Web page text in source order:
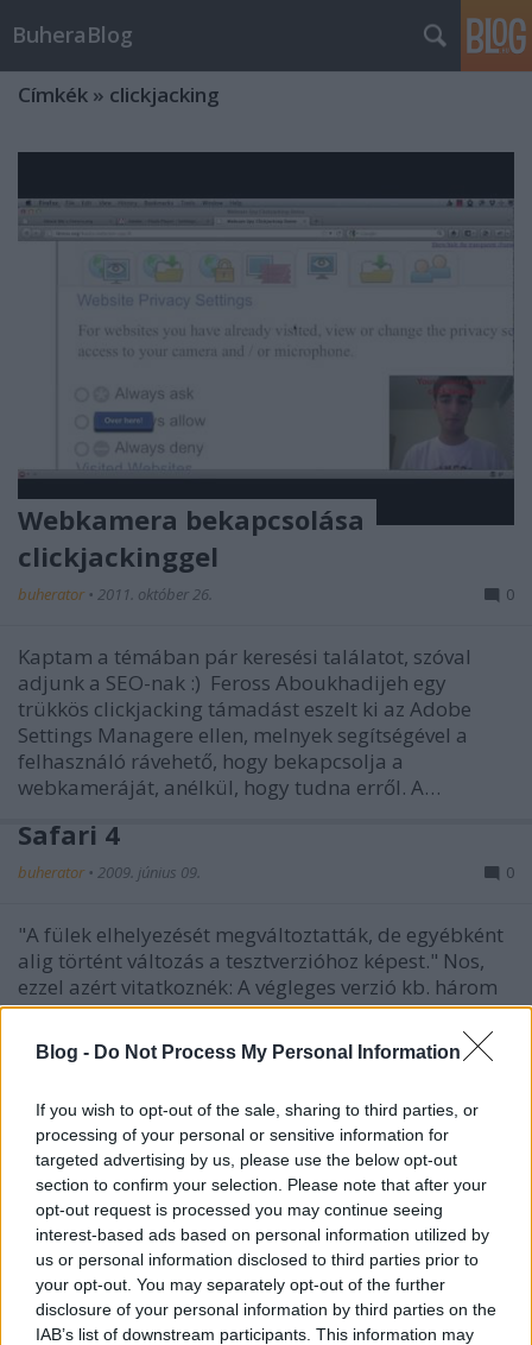
Blog - Do Not Process My Personal Information
If you wish to opt-out of the sale, sharing to third parties, or
processing of your personal or sensitive information for
targeted advertising by us, please use the below opt-out
section to confirm your selection. Please note that after your
opt-out request is processed you may continue seeing
interest-based ads based on personal information utilized by
us or personal information disclosed to third parties prior to
your opt-out. You may separately opt-out of the further
disclosure of your personal information by third parties on the
IAB’s list of downstream participants. This information may
BuheraBlog
Címkék » clickjacking
Webkamera bekapcsolása
clickjackinggel
buherator • 2011. október 26. 0
Kaptam a témában pár keresési találatot, szóval
adjunk a SEO-nak :) Feross Aboukhadijeh egy
trükkös clickjacking támadást eszelt ki az Adobe
Settings Managere ellen, melnyek segítségével a
felhasználó rávehető, hogy bekapcsolja a
webkameráját, anélkül, hogy tudna erről. A…
Safari 4
buherator • 2009. június 09. 0
"A fülek elhelyezését megváltoztatták, de egyébként
alig történt változás a tesztverzióhoz képest." Nos,
ezzel azért vitatkoznék: A végleges verzió kb. három
tucat, több esetben kritikus vagy extrém kritikus
súlyosságúnak minősített biztonsági problémát…